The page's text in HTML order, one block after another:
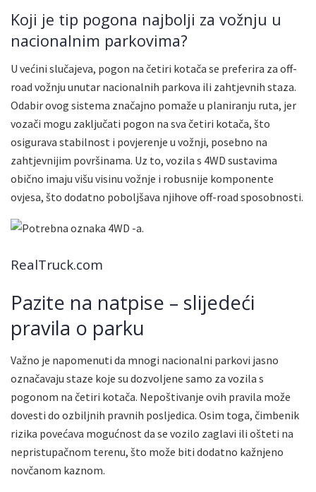
Koji je tip pogona najbolji za vožnju u
nacionalnim parkovima?
U većini slučajeva, pogon na četiri kotača se preferira za off-
road vožnju unutar nacionalnih parkova ili zahtjevnih staza.
Odabir ovog sistema značajno pomaže u planiranju ruta, jer
vozači mogu zaključati pogon na sva četiri kotača, što
osigurava stabilnost i povjerenje u vožnji, posebno na
zahtjevnijim površinama. Uz to, vozila s 4WD sustavima
obično imaju višu visinu vožnje i robusnije komponente
ovjesa, što dodatno poboljšava njihove off-road sposobnosti.
RealTruck.com
Pazite na natpise – slijedeći
pravila o parku
Važno je napomenuti da mnogi nacionalni parkovi jasno
označavaju staze koje su dozvoljene samo za vozila s
pogonom na četiri kotača. Nepoštivanje ovih pravila može
dovesti do ozbiljnih pravnih posljedica. Osim toga, čimbenik
rizika povećava mogućnost da se vozilo zaglavi ili ošteti na
nepristupačnom terenu, što može biti dodatno kažnjeno
novčanom kaznom.